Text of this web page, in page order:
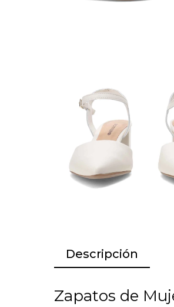
Descripción
Zapatos de